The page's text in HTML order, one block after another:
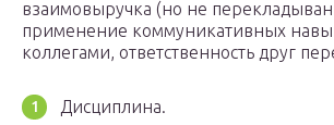
взаимовыручка (но не
применение коммуникативных
коллегами, ответственность друг
Дисциплина.